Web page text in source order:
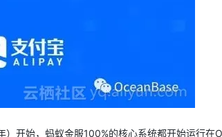
开始，蚂蚁金服100%的核心系统都开始运行在